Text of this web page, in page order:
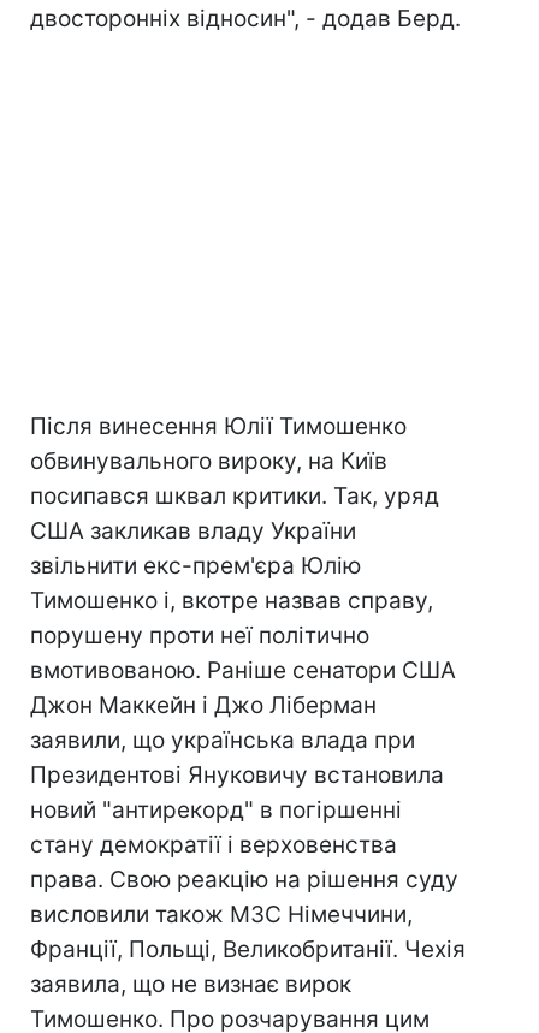
двосторонніх відносин", - додав Берд.
Після винесення Юлії Тимошенко
обвинувального вироку, на Київ
посипався шквал критики. Так, уряд
США закликав владу України
звільнити екс-прем'єра Юлію
Тимошенко і, вкотре назвав справу,
порушену проти неї політично
вмотивованою. Раніше сенатори США
Джон Маккейн і Джо Ліберман
заявили, що українська влада при
Президентові Януковичу встановила
новий "антирекорд" в погіршенні
стану демократії і верховенства
права. Свою реакцію на рішення суду
висловили також МЗС Німеччини,
Франції, Польщі, Великобританії. Чехія
заявила, що не визнає вирок
Тимошенко. Про розчарування цим